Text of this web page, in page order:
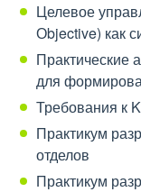
Целевое
Оbjective) как
Практические
для
Требования к
Практикум
отделов
Практикум